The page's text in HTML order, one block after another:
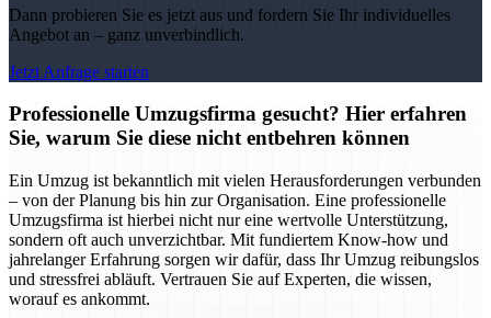
Dann probieren Sie es jetzt aus und fordern Sie Ihr individuelles
Angebot an – ganz unverbindlich.
Jetzt Anfrage starten
Professionelle Umzugsfirma gesucht? Hier erfahren
Sie, warum Sie diese nicht entbehren können
Ein Umzug ist bekanntlich mit vielen Herausforderungen verbunden
– von der Planung bis hin zur Organisation. Eine professionelle
Umzugsfirma ist hierbei nicht nur eine wertvolle Unterstützung,
sondern oft auch unverzichtbar. Mit fundiertem Know-how und
jahrelanger Erfahrung sorgen wir dafür, dass Ihr Umzug reibungslos
und stressfrei abläuft. Vertrauen Sie auf Experten, die wissen,
worauf es ankommt.